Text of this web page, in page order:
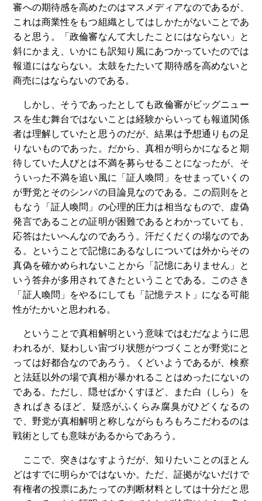
審への期待感を高めたのはマスメディアなのであるが、
これは商業性をもつ組織としてはしかたがないことであ
ると思う。「政倫審なんて大したことにはならない」と
斜にかまえ、いかにも訳知り風にあつかっていたのでは
報道にはならない。太鼓をたたいて期待感を高めないと
商売にはならないのである。
しかし、そうであったとしても政倫審がビッグニュー
スを生む舞台ではないことは経験からいっても報道関係
者は理解していたと思うのだが、結果は予想通りもの足
りないものであった。だから、真相が明らかになると期
待していた人びとは不満を募らせることになったが、そ
ういった不満を追い風に「証人喚問」をせまっていくの
が野党とそのシンパの目論見なのである。この罰則をと
もなう「証人喚問」の心理的圧力は相当なもので、虚偽
発言であることの証明が困難であるとわかっていても、
応答はたいへんなのであろう。汗だくだくの場なのであ
る。ということで記憶にあるなしについては外からその
真偽を確かめられないことから「記憶にありません」と
いう答弁が多用されてきたということである。このさき
「証人喚問」をやるにしても「記憶テスト」になる可能
性がたかいと思われる。
ということで真相解明という意味ではむだなように思
われるが、疑わしい宙づり状態がつづくことが野党にと
っては好都合なのであろう。くどいようであるが、検察
と法廷以外の場で真相が暴かれることはめったにないの
である。ただし、隠せばかくすほど、また白（しら）を
きればきるほど、疑惑がふくらみ腐臭がひどくなるの
で、野党が真相解明と称しながらもろもろこだわるのは
戦術としても意味があるからであろう。
ここで、突きはなすようだが、知りたいことのほとん
どはすでに明らかではないか。ただ、証拠がないだけで
有権者の投票にあたっての判断材料としては十分だと思